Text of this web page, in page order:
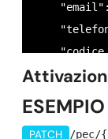
PATCH /pec/